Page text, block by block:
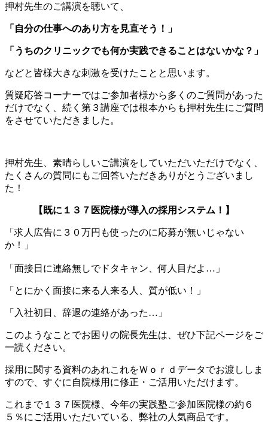
押村先生のご講演を聴いて、
「自分の仕事へのあり方を見直そう！」
「うちのクリニックでも何か実践できることはないかな？」
などと皆様大きな刺激を受けたことと思います。
質疑応答コーナーではご参加者様から多くのご質問があった
だけでなく、続く第３講座では根本からも押村先生にご質問
をさせていただきました。
押村先生、素晴らしいご講演をしていただいただけでなく、
たくさんの質問にもご回答いただきありがとうございまし
た！
【既に１３７医院様が導入の採用システム！】
「求人広告に３０万円も使ったのに応募が無いじゃない
か！」
「面接日に連絡無しでドタキャン、何人目だよ…」
「とにかく面接に来る人来る人、質が低い！」
「入社初日、辞退の連絡があった…」
このようなことでお困りの院長先生は、ぜひ下記ページをご
一読ください。
採用に関する資料のあれこれをＷｏｒｄデータでお渡ししま
すので、すぐに自院様用に修正・ご活用いただけます。
これまで１３７医院様、今年の実践塾ご参加医院様の約６
５％にご活用いただいている、弊社の人気商品です。